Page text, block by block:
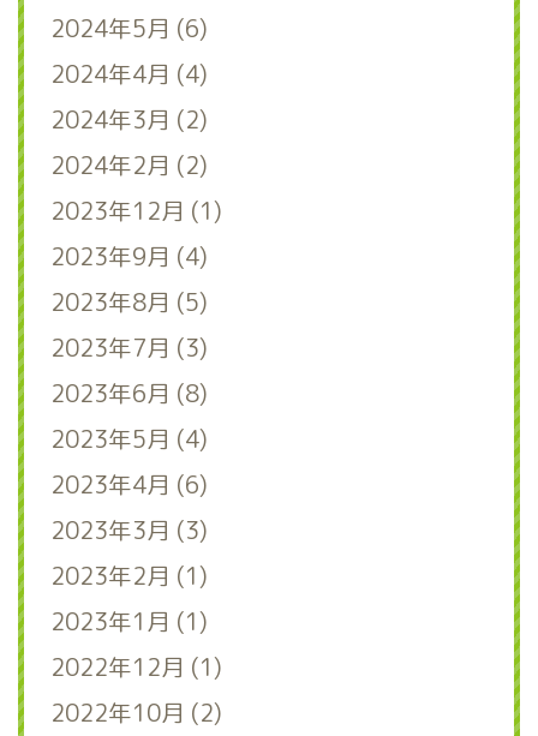
2024年5月 (6)
2024年4月 (4)
2024年3月 (2)
2024年2月 (2)
2023年12月 (1)
2023年9月 (4)
2023年8月 (5)
2023年7月 (3)
2023年6月 (8)
2023年5月 (4)
2023年4月 (6)
2023年3月 (3)
2023年2月 (1)
2023年1月 (1)
2022年12月 (1)
2022年10月 (2)